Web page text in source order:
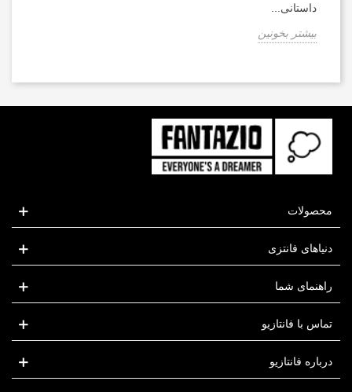
داستانی...
بیشتر بخونین
محصولات
دنیاهای فانتزی
راهنمای شما
تماس با فانتازیو
درباره فانتازیو